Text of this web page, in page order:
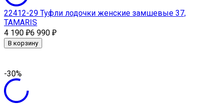
22412-29 Туфли лодочки женские замшевые 37,
TAMARIS
4 190 ₽6 990 ₽
В корзину
-30%